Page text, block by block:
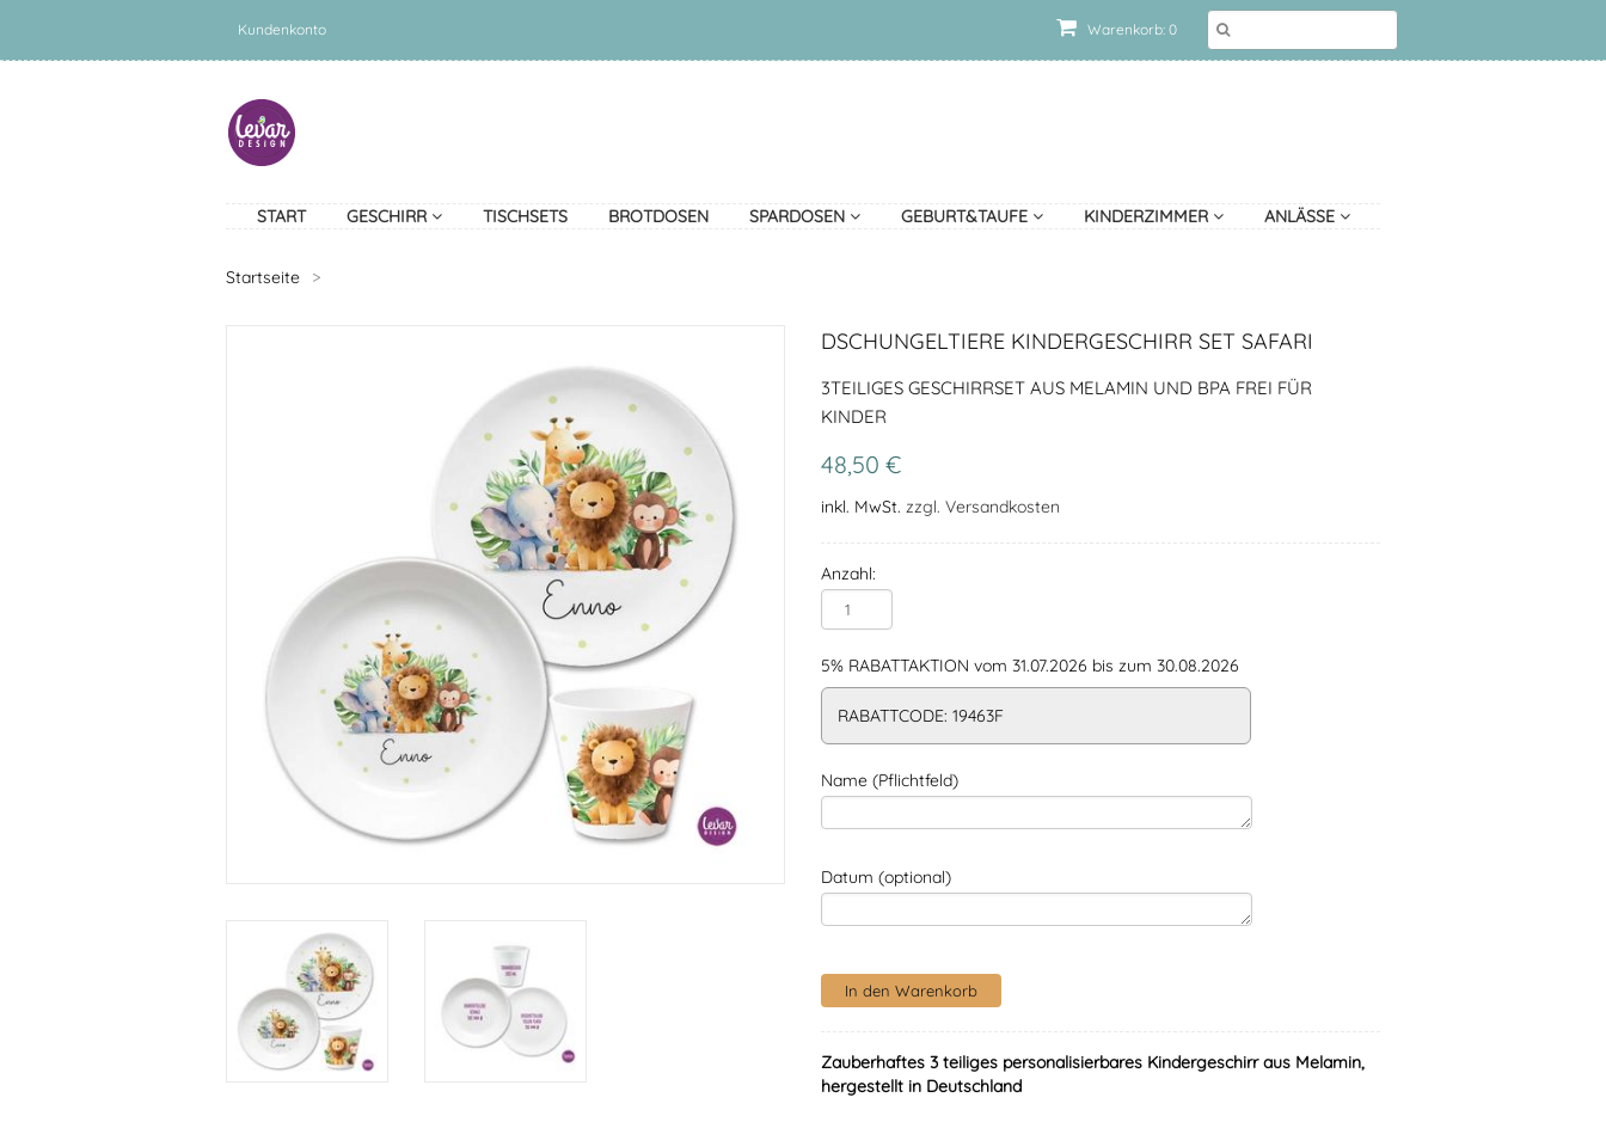
Warenkorb: 0
Kundenkonto
START GESCHIRR TISCHSETS BROTDOSEN SPARDOSEN GEBURT&TAUFE KINDERZIMMER ANLÄSSE
Startseite >
DSCHUNGELTIERE KINDERGESCHIRR SET SAFARI
3TEILIGES GESCHIRRSET AUS MELAMIN UND BPA FREI FÜR
KINDER
48,50 €
inkl. MwSt. zzgl. Versandkosten
Anzahl:
5% RABATTAKTION vom 31.07.2026 bis zum 30.08.2026
RABATTCODE: 19463F
Name (Pflichtfeld)
Datum (optional)
Zauberhaftes 3 teiliges personalisierbares Kindergeschirr aus Melamin,
hergestellt in Deutschland